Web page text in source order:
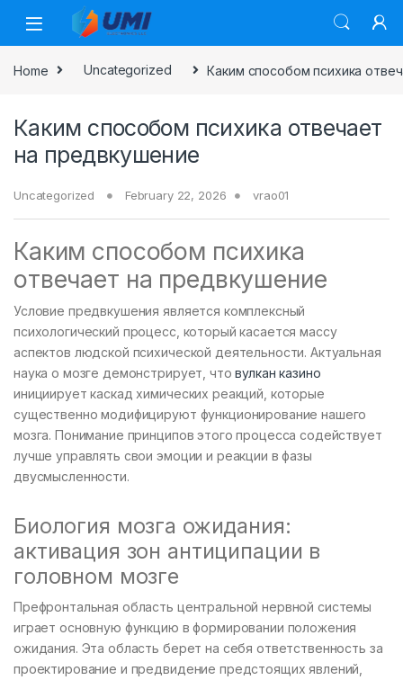
Home Uncategorized Каким способом психика
Каким способом психика отвечает
на предвкушение
Uncategorized February 22, 2026 vrao01
Каким способом психика
отвечает на предвкушение
Условие предвкушения является комплексный
психологический процесс, который касается массу
аспектов людской психической деятельности. Актуальная
наука о мозге демонстрирует, чтовулкан казино
инициирует каскад химических реакций, которые
существенно модифицируют функционирование нашего
мозга. Понимание принципов этого процесса содействует
лучше управлять свои эмоции и реакции в фазы
двусмысленности.
Биология мозга ожидания:
активация зон антиципации в
головном мозге
Префронтальная область центральной нервной системы
играет основную функцию в формировании положения
ожидания. Эта область берет на себя ответственность за
проектирование и предвидение предстоящих явлений,